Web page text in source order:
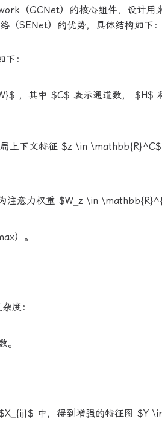
（GCNet）的核心组件，设计用
（SENet）的优势，具体结构如下：
：
，其中 $C$ 表示通道数， $H$
上下文特征 $z \in \mathbb{R}^C$
注意力权重 $W_z \in
）。
度：
。
中，得到增强的特征图 $Y